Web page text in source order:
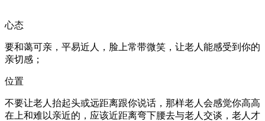
心态
要和蔼可亲，平易近人，脸上常带微笑，让老人能感受到你的
亲切感；
位置
不要让老人抬起头或远距离跟你说话，那样老人会感觉你高高
在上和难以亲近的，应该近距离弯下腰去与老人交谈，老人才